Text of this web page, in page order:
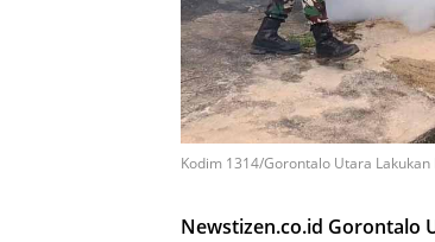
Kodim 1314/Gorontalo Utara
Newstizen.co.id Gorontalo